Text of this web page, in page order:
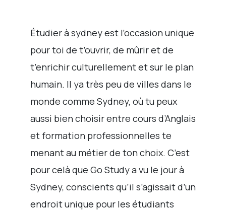
Étudier à sydney est l’occasion unique
pour toi de t’ouvrir, de mûrir et de
t’enrichir culturellement et sur le plan
humain. Il ya très peu de villes dans le
monde comme Sydney, où tu peux
aussi bien choisir entre cours d’Anglais
et formation professionnelles te
menant au métier de ton choix. C’est
pour celà que Go Study a vu le jour à
Sydney, conscients qu’il s’agissait d’un
endroit unique pour les étudiants